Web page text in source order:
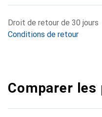
Droit de retour de 30 jours
Conditions de retour
Comparer